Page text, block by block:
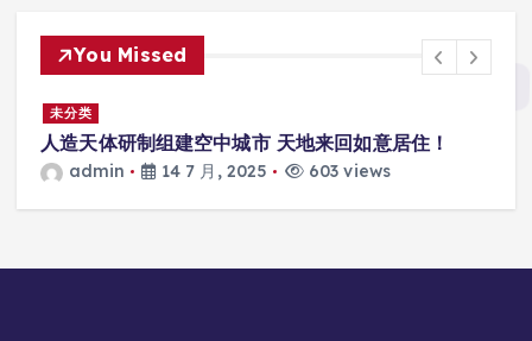
You Missed
未分类
人造天体研制组建空中城市 天地来回如意居住！
admin 14 7 月, 2025 603 views